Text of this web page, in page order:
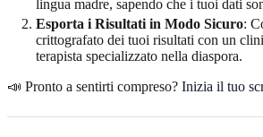
lingua madre, sapendo che i tuoi dati
Esporta i Risultati in Modo Sicuro:
crittografato dei tuoi risultati con un
terapista specializzato nella diaspora.
📣 Pronto a sentirti compreso? Inizia il tuo